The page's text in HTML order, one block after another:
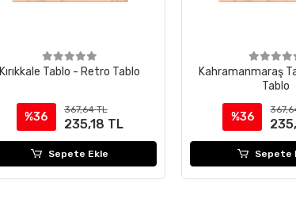
Kırıkkale Tablo - Retro Tablo
%36
367,64 TL
235,18 TL
Sepete Ekle
Kahramanmaraş
Tablo
%36
Sepete